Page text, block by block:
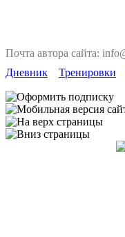
Почта автора сайта:
Дневник
Тренировки